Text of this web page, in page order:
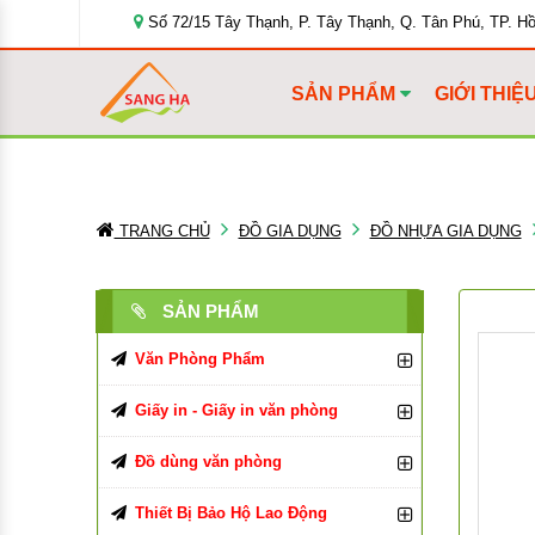
Số 72/15 Tây Thạnh, P. Tây Thạnh, Q. Tân Phú, TP.
SẢN PHẨM GIỚI
TRANG CHỦ ĐỒ GIA DỤNG ĐỒ NHỰA GIA DỤNG
SẢN PHẨM
Văn Phòng Phẩm
Bút Viết Các Loại
Bút Bi
Bút Chì, Ruột Chì
Bìa Đựng Hồ Sơ
Bìa Màu
Tập, Vở, Sổ
Giấy in - Giấy in văn phòng
Giấy In, Giấy Photocopy
Giấy in Double A
Giấy văn phòng
Đồ dùng văn phòng
Đồ Dùng Văn Phòng Phẩm
Thiết Bị Bảo Hộ Lao Động